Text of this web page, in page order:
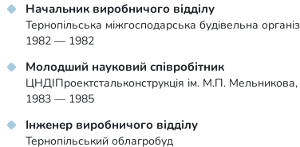
Начальник виробничого відділу
Тернопільська міжгосподарська будівельна
1982 — 1982
Молодший науковий співробітник
ЦНДІПроектстальконструкція ім. М.П.
1983 — 1985
Інженер виробничого відділу
Тернопільський облагробуд